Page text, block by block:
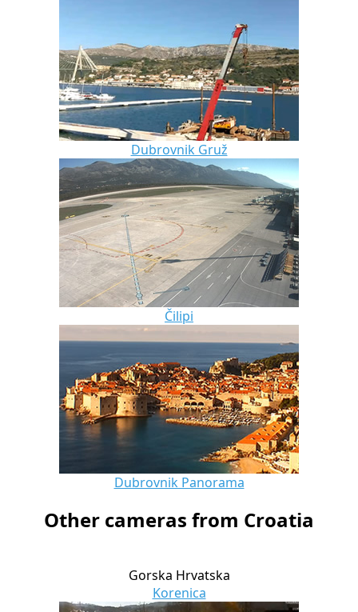
Dubrovnik Gruž
Čilipi
Dubrovnik Panorama
Other cameras from Croatia
Gorska Hrvatska
Korenica